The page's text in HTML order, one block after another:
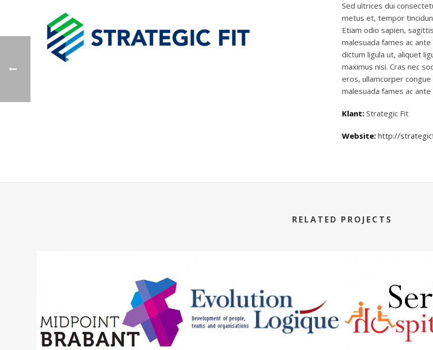
Sed ultrices dui
metus et, tempor
Etiam odio sapien,
malesuada fames ac
dictum ligula ut, aliquet
maximus nisi. Cras nec
eros, ullamcorper
malesuada fames ac
Klant: Strategic Fit
Website: http://
RELATED PROJECTS